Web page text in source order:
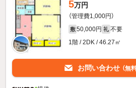
5万円
（管理費1,000円）
敷 50,000円 礼 不要
1階 / 2DK / 46.27㎡
お問い合わせ （無料